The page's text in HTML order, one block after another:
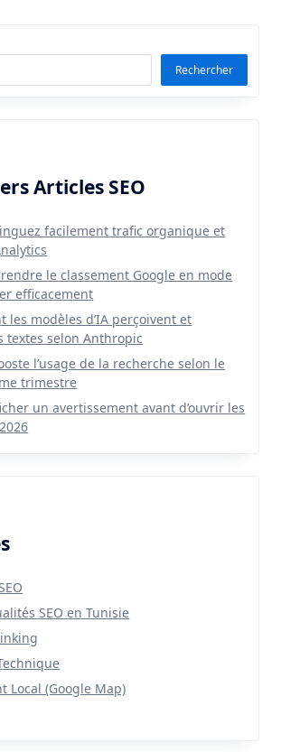
Rechercher
Articles SEO
facilement trafic organique et
le classement Google en mode
efficacement
les modèles d’IA perçoivent et
textes selon Anthropic
l’usage de la recherche selon le
trimestre
un avertissement avant d’ouvrir les
SEO en Tunisie
Local (Google Map)